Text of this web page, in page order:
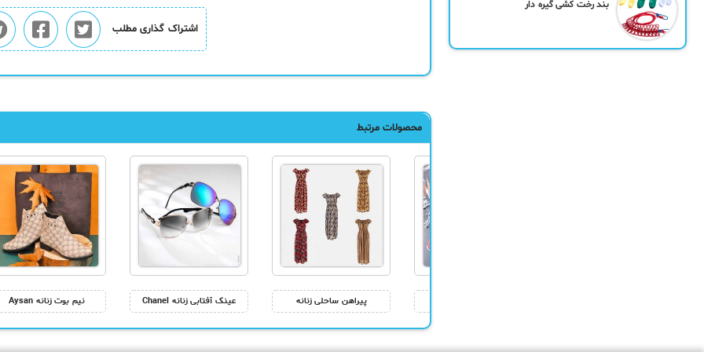
اشتراک گذاری مطلب
محصولات مرتبط
نیم بوت زنانه Aysan عینک آفتابی زنانه Chanel پیراهن ساحلی زنانه
بند رخت کشی گیره دار